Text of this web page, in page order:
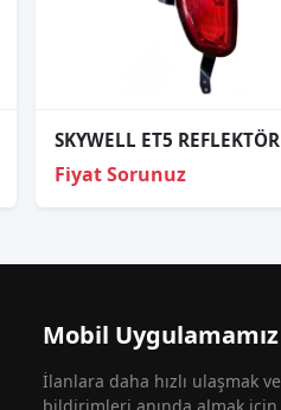
Fiyat Sorunuz
Mobil Uygulamamız
İlanlara daha hızlı ulaşmak ve